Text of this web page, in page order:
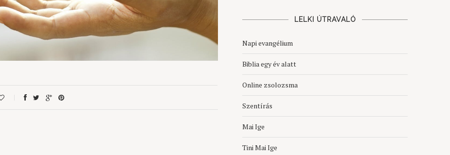
LELKI ÚTRAVALÓ
Napi evangélium
Biblia egy év alatt
Online zsolozsma
Szentírás
Mai Ige
Tini Mai Ige